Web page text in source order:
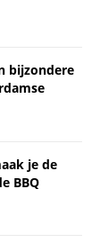
bijzondere
je de
BBQ